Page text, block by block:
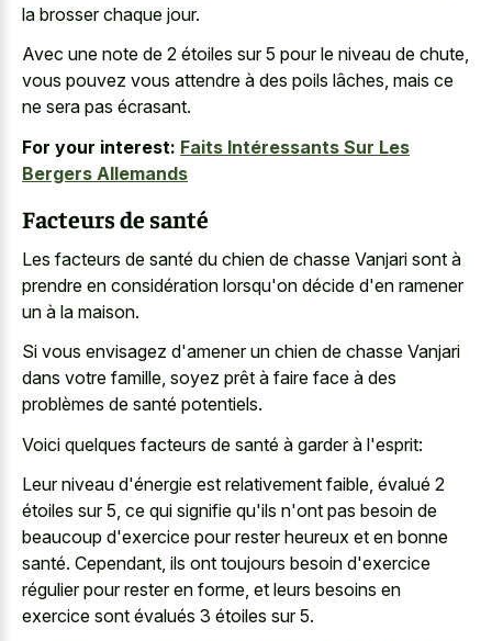
la brosser chaque jour.
Avec une note de 2 étoiles sur 5 pour le niveau de chute,
vous pouvez vous attendre à des poils lâches, mais ce
ne sera pas écrasant.
For your interest: Faits Intéressants Sur Les
Bergers Allemands
Facteurs de santé
Les facteurs de santé du chien de chasse Vanjari sont à
prendre en considération lorsqu'on décide d'en ramener
un à la maison.
Si vous envisagez d'amener un chien de chasse Vanjari
dans votre famille, soyez prêt à faire face à des
problèmes de santé potentiels.
Voici quelques facteurs de santé à garder à l'esprit:
Leur niveau d'énergie est relativement faible, évalué 2
étoiles sur 5, ce qui signifie qu'ils n'ont pas besoin de
beaucoup d'exercice pour rester heureux et en bonne
santé. Cependant, ils ont toujours besoin d'exercice
régulier pour rester en forme, et leurs besoins en
exercice sont évalués 3 étoiles sur 5.